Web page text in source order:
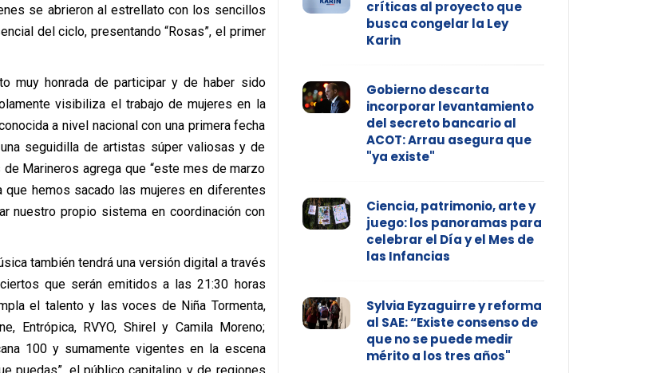
se abrieron al estrellato con los sencillos
del ciclo, presentando “Rosas”, el primer
muy honrada de participar y de haber sido
visibiliza el trabajo de mujeres en la
a nivel nacional con una primera fecha
seguidilla de artistas súper valiosas y de
Marineros agrega que “este mes de marzo
hemos sacado las mujeres en diferentes
nuestro propio sistema en coordinación con
también tendrá una versión digital a través
que serán emitidos a las 21:30 horas
el talento y las voces de Niña Tormenta,
Entrópica, RVYO, Shirel y Camila Moreno;
100 y sumamente vigentes en la escena
críticas al proyecto que
busca congelar la Ley
Karin
Gobierno descarta
incorporar levantamiento
del secreto bancario al
ACOT: Arrau asegura que
"ya existe"
Ciencia, patrimonio, arte y
juego: los panoramas para
celebrar el Día y el Mes de
las Infancias
Sylvia Eyzaguirre y reforma
al SAE: “Existe consenso de
que no se puede medir
mérito a los tres años"